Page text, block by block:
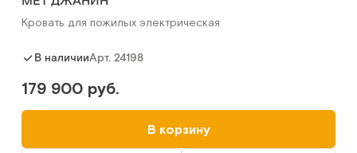
Кровать для пожилых электрическая
В наличииАрт. 24198
179 900 руб.
В корзину